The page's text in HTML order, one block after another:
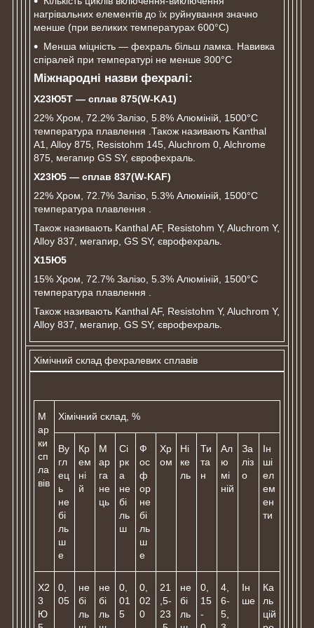
нагрівальних елементів до їх руйнування значно
менше (при великих температурах 600°C)
Менша міцність ― фехраль більш ламка. Навивка
спіралей при температурі не менше 300°C
Міжнародні назви фехралі:
Х23Ю5Т ― сплав 875(W-KA1)
22% Хром, 72.2% Залізо, 5.8% Алюміній, 1500°C
температура плавлення .Також називають Kanthal
A1, Alloy 875, Resistohm 145, Aluchrom 0, Alchrome
875, мегапир GS SY, єврофехраль.
Х23Ю5 ― сплав 837(W-KAF)
22% Хром, 72.7% Залізо, 5.3% Алюміній, 1500°C
температура плавлення .
Також називають Kanthal AF, Resistohm Y, Aluchrom Y,
Alloy 837, мегапир, GS SY, єврофехраль.
Х15Ю5
15% Хром, 72.7% Залізо, 5.3% Алюміній, 1500°C
температура плавлення .
Також називають Kanthal AF, Resistohm Y, Aluchrom Y,
Alloy 837, мегапир, GS SY, єврофехраль.
Хімічний склад фехралевих сплавів
М
ар
ки
сп
ла
вів
Хімічний склад, %
Ву
гл
ец
ь
не
бі
ль
ш
е
Кр
ем
ні
й
М
ар
га
не
ць
Сі
рк
а
не
бі
ль
ш
Ф
ос
ф
ор
не
бі
ль
ш
е
Хр
ом
Ні
ке
ль
Ти
та
н
Ал
ю
мі
ній
За
ліз
о
Ін
ші
ел
ем
ен
ти
Х2
3
Ю
0,
05
не
бі
ль
не
бі
ль
0,
01
5
0,
02
0
21
,5-
23
не
бі
ль
0,
15
-
4,
6-
5,
Ін
ше
Ка
ль
цій